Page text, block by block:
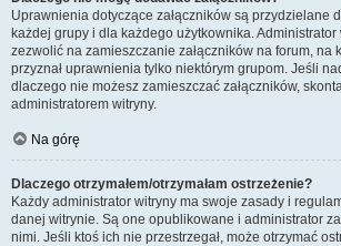
Uprawnienia dotyczące załączników są przydzielane
każdej grupy i dla każdego użytkownika. Administrator
zezwolić na zamieszczanie załączników na forum, na
przyznał uprawnienia tylko niektórym grupom. Jeśli
dlaczego nie możesz zamieszczać załączników,
administratorem witryny.
Na górę
Dlaczego otrzymałem/otrzymałam ostrzeżenie?
Każdy administrator witryny ma swoje zasady i
danej witrynie. Są one opublikowane i administrator
nimi. Jeśli ktoś ich nie przestrzegał, może otrzymać